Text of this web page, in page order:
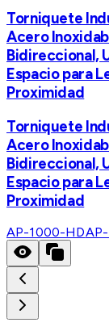
Torniquete
Acero
Bidireccional,
Espacio para
Proximidad
Torniquete
Acero
Bidireccional,
Espacio para
Proximidad
AP-1000-HD